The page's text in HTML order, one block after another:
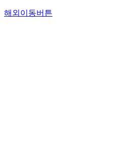
해외이동버튼